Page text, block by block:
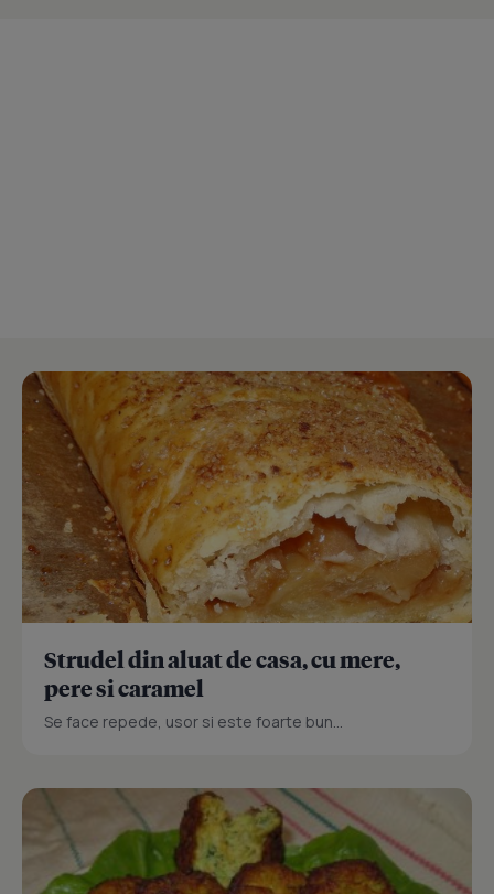
Strudel din aluat de casa, cu mere,
pere si caramel
Se face repede, usor si este foarte bun...